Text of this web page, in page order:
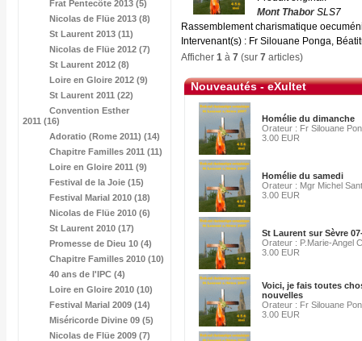
Frat Pentecôte 2013 (5)
Nicolas de Flüe 2013 (8)
St Laurent 2013 (11)
Nicolas de Flüe 2012 (7)
St Laurent 2012 (8)
Loire en Gloire 2012 (9)
St Laurent 2011 (22)
Convention Esther
2011 (16)
Adoratio (Rome 2011) (14)
Chapitre Familles 2011 (11)
Loire en Gloire 2011 (9)
Festival de la Joie (15)
Festival Marial 2010 (18)
Nicolas de Flüe 2010 (6)
St Laurent 2010 (17)
Promesse de Dieu 10 (4)
Chapitre Familles 2010 (10)
40 ans de l'IPC (4)
Loire en Gloire 2010 (10)
Festival Marial 2009 (14)
Miséricorde Divine 09 (5)
Nicolas de Flüe 2009 (7)
Mont ThaborSLS7
Rassemblement charismatique
Intervenant(s) : Fr Silouane Ponga,
Afficher 1 à 7 (sur 7 articles)
Nouveautés - eXultet
Homélie du dimanche
Orateur : Fr Silouane
3.00 EUR
Homélie du samedi
Orateur : Mgr Michel
3.00 EUR
St Laurent sur Sèvre
Orateur : P.Marie-Angel
3.00 EUR
Voici, je fais toutes
nouvelles
Orateur : Fr Silouane
3.00 EUR